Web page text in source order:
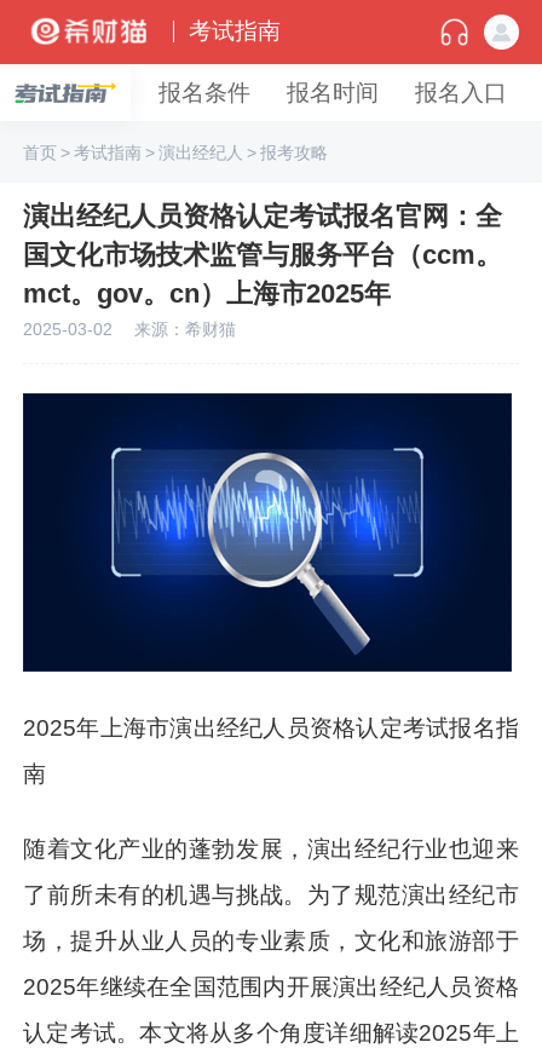
考试指南
报名条件 报名时间 报名入口
首页>考试指南>演出经纪人 >报考攻略
演出经纪人员资格认定考试报名官网：全
国文化市场技术监管与服务平台（ccm。
mct。gov。cn）上海市2025年
2025-03-02 来源：希财猫
2025年上海市演出经纪人员资格认定考试报名指
南
随着文化产业的蓬勃发展，演出经纪行业也迎来
了前所未有的机遇与挑战。为了规范演出经纪市
场，提升从业人员的专业素质，文化和旅游部于
2025年继续在全国范围内开展演出经纪人员资格
认定考试。本文将从多个角度详细解读2025年上